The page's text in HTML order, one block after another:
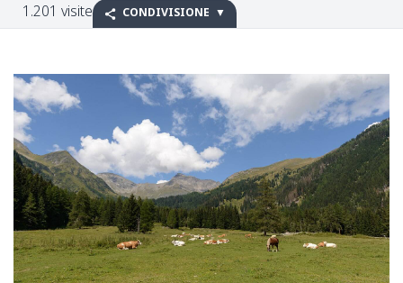
1.201 visite CONDIVISIONE